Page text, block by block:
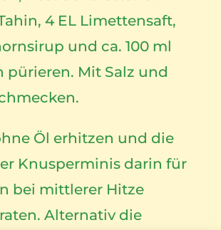
4 EL Limettensaft,
und ca. 100 ml
pürieren. Mit Salz und
Öl erhitzen und die
Knusperminis darin für
bei mittlerer Hitze
Alternativ die